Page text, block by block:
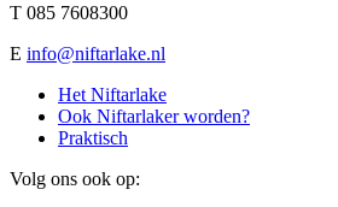
T 085 7608300
E info@niftarlake.nl
Het Niftarlake
Ook Niftarlaker worden?
Praktisch
Volg ons ook op: